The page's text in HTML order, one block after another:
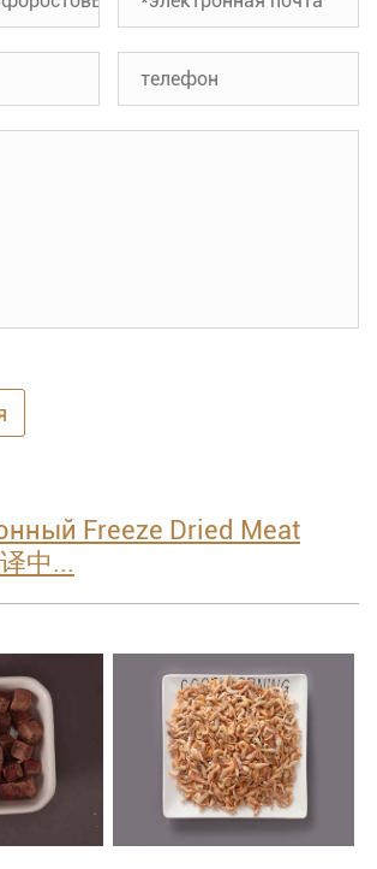
Freeze Dried Meat
中...